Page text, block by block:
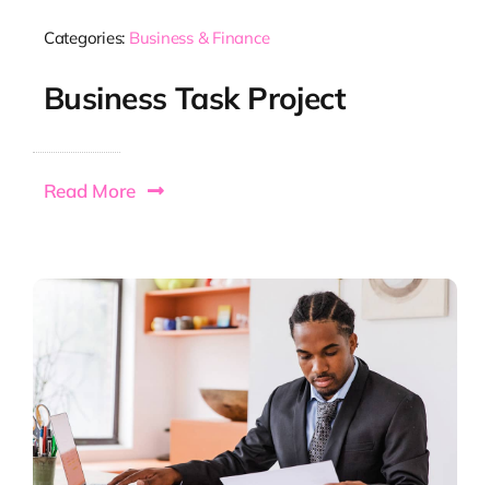
Categories: Business & Finance
Business Task Project
Read More